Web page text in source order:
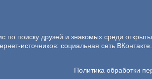
по поиску друзей и знакомых среди
источников: социальная сеть
Политика обработки